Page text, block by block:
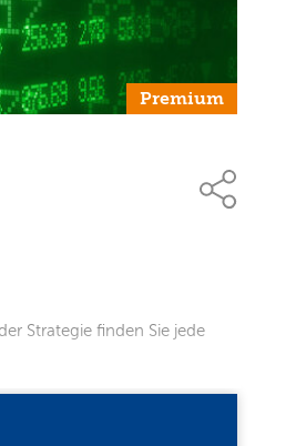
Premium
Strategie finden Sie jede